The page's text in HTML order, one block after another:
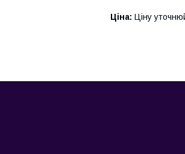
Ціна: Ціну